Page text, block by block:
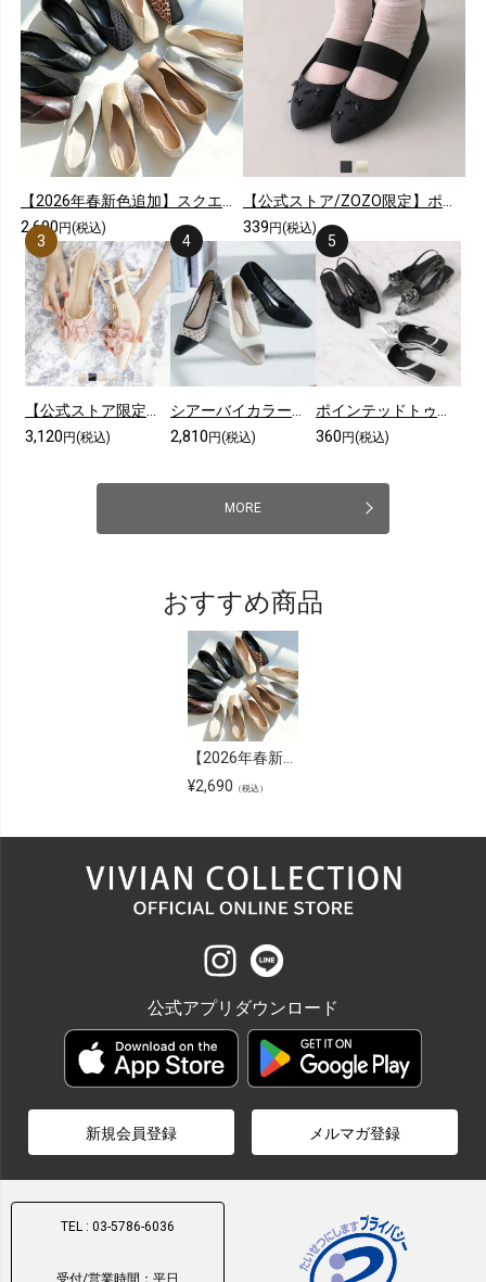
2,690 円(税込) 339 円(税込)
3,120 円(税込) 2,810 円(税込) 360 円(税込)
MORE
おすすめ商品
¥2,690 （税込）
公式アプリダウンロード
新規会員登録 メルマガ登録
TEL : 03-5786-6036
受付/営業時間：平日